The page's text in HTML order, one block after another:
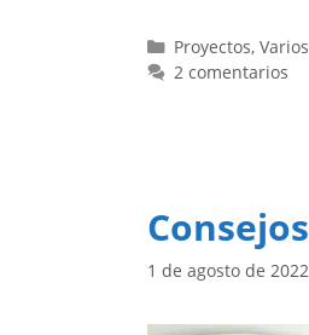
Categorías
Proyectos, Varios
2 comentarios
1 de agosto de 2022